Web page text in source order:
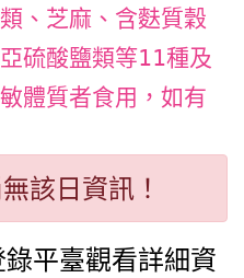
、芝麻、含麩質穀
硫酸鹽類等11種及
體質者食用，如有
該日資訊！
平臺觀看詳細資